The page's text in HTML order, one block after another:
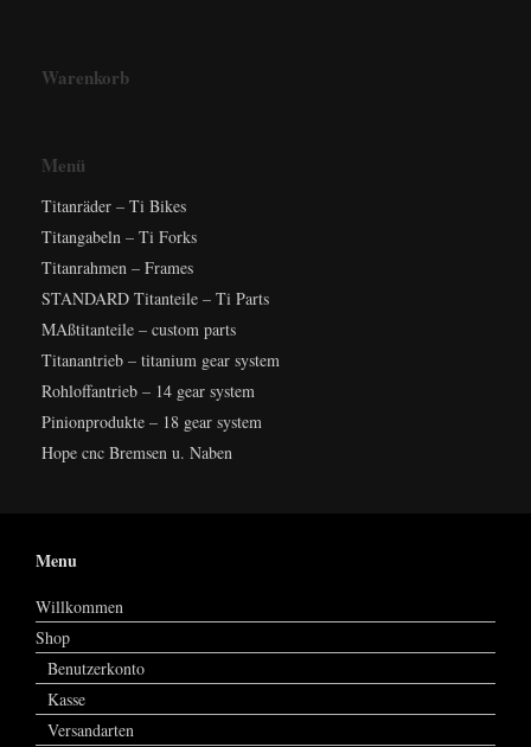
Warenkorb
Menü
Titanräder – Ti Bikes
Titangabeln – Ti Forks
Titanrahmen – Frames
STANDARD Titanteile – Ti Parts
MAßtitanteile – custom parts
Titanantrieb – titanium gear system
Rohloffantrieb – 14 gear system
Pinionprodukte – 18 gear system
Hope cnc Bremsen u. Naben
Menu
Willkommen
Shop
Benutzerkonto
Kasse
Versandarten